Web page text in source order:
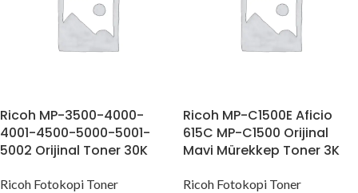
Ricoh MP-3500-4000-
4001-4500-5000-5001-
5002 Orijinal Toner 30K
Ricoh Fotokopi Toner
Ricoh MP-C1500E Aficio
615C MP-C1500 Orijinal
Mavi Mürekkep Toner 3K
Ricoh Fotokopi Toner